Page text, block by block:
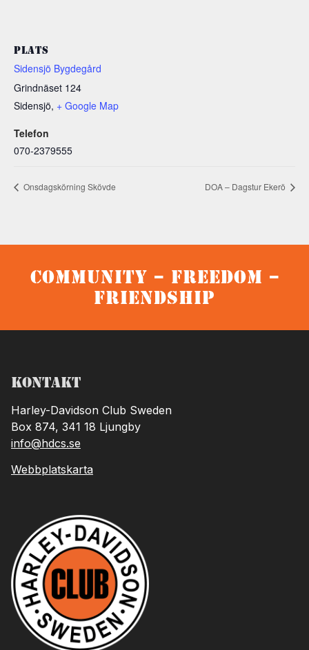
PLATS
Sidensjö Bygdegård
Grindnäset 124
Sidensjö, + Google Map
Telefon
070-2379555
Onsdagskörning Skövde DOA – Dagstur Ekerö
Community – Freedom –
Friendship
Kontakt
Harley-Davidson Club Sweden
Box 874, 341 18 Ljungby
info@hdcs.se
Webbplatskarta